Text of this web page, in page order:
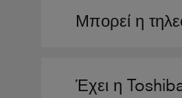
Μπορεί η
Έχει η